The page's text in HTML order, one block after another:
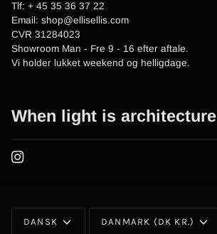
Tlf: + 45 35 36 37 22
Email: shop@ellisellis.com
CVR 31284023
Showroom Man - Fre 9 - 16 efter aftale.
Vi holder lukket weekend og helligdage.
When light is architecture
DANSK DANMARK (DK KR.)